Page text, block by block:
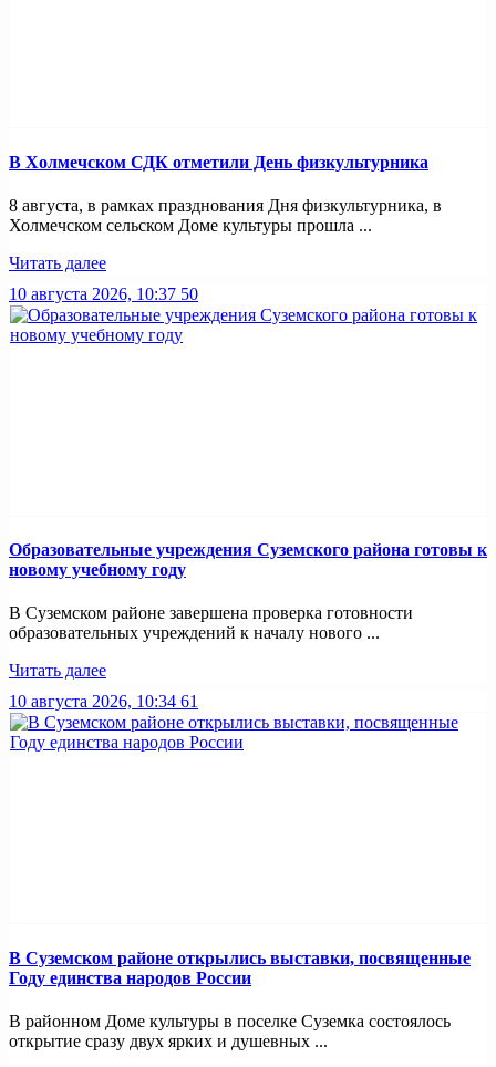
В Холмечском СДК отметили День физкультурника
8 августа, в рамках празднования Дня физкультурника, в
Холмечском сельском Доме культуры прошла ...
Читать далее
10 августа 2026, 10:37 50
Образовательные учреждения Суземского района готовы к
новому учебному году
В Суземском районе завершена проверка готовности
образовательных учреждений к началу нового ...
Читать далее
10 августа 2026, 10:34 61
В Суземском районе открылись выставки, посвященные
Году единства народов России
В районном Доме культуры в поселке Суземка состоялось
открытие сразу двух ярких и душевных ...